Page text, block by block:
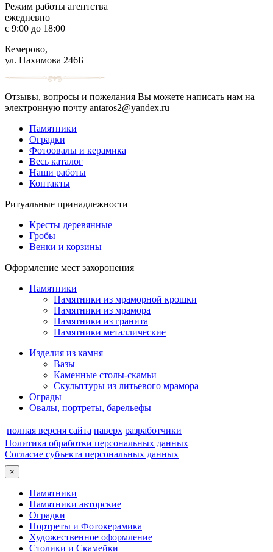
Режим работы агентства
ежедневно
с 9:00 до 18:00
Кемерово,
ул. Нахимова 246Б
Отзывы, вопросы и пожелания Вы можете написать нам на
электронную почту antaros2@yandex.ru
Памятники
Оградки
Фотоовалы и керамика
Весь каталог
Наши работы
Контакты
Ритуальные принадлежности
Кресты деревянные
Гробы
Венки и корзины
Оформление мест захоронения
Памятники
Памятники из мраморной крошки
Памятники из мрамора
Памятники из гранита
Памятники металлические
Изделия из камня
Вазы
Каменные столы-скамьи
Скульптуры из литьевого мрамора
Ограды
Овалы, портреты, барельефы
полная версия сайта наверх разработчики
Политика обработки персональных данных
Согласие субъекта персональных данных
×
Памятники
Памятники авторские
Оградки
Портреты и Фотокерамика
Художественное оформление
Столики и Скамейки